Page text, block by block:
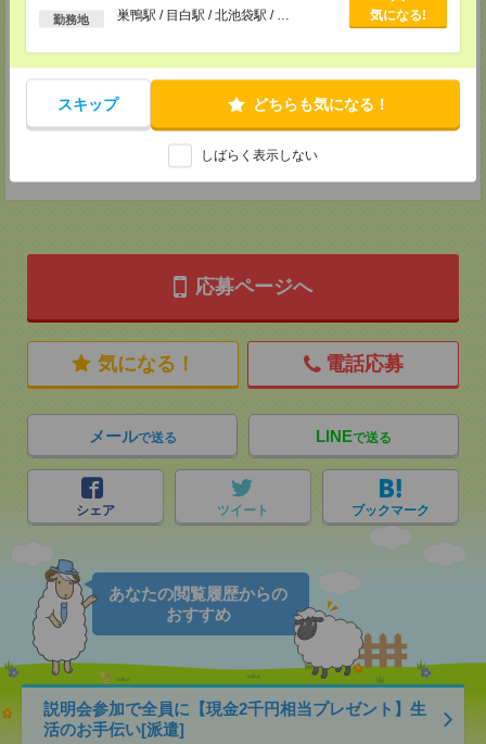
以上
勤務地 巣鴨駅 / 目白駅 / 北池袋駅 / … 気になる!
スキップ どちらも気になる！
しばらく表示しない
メディカルケア事業部 横浜オフィス
2F B区画
TEL：0120-901-799
tenshoku@nikken-ts.jp
担当：採用担当
★今ならご来社登録でQUOカード2000円分をプレゼント中★
応募ページへ
気になる！ 電話応募
メールで送る LINEで送る
シェア ツイート ブックマーク
あなたの閲覧履歴からの
おすすめ
説明会参加で全員に【現金2千円相当プレゼント】生
活のお手伝い[派遣]